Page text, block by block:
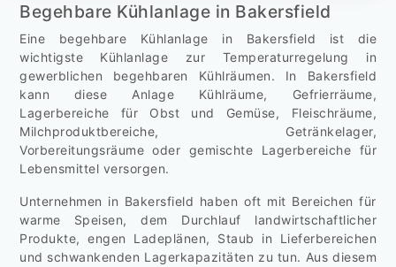
Begehbare Kühlanlage in Bakersfield
Eine begehbare Kühlanlage in Bakersfield ist die
wichtigste Kühlanlage zur Temperaturregelung in
gewerblichen begehbaren Kühlräumen. In Bakersfield
kann diese Anlage Kühlräume, Gefrierräume,
Lagerbereiche für Obst und Gemüse, Fleischräume,
Milchproduktbereiche, Getränkelager,
Vorbereitungsräume oder gemischte Lagerbereiche für
Lebensmittel versorgen.
Unternehmen in Bakersfield haben oft mit Bereichen für
warme Speisen, dem Durchlauf landwirtschaftlicher
Produkte, engen Ladeplänen, Staub in Lieferbereichen
und schwankenden Lagerkapazitäten zu tun. Aus diesem